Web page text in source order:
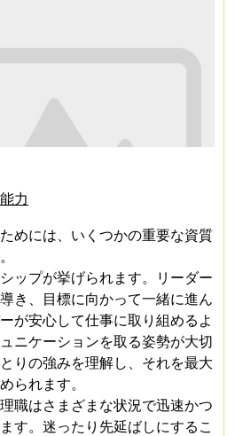
力
めには、いくつかの重要な資質
ップが挙げられます。リーダー
き、目標に向かって一緒に進ん
が安心して仕事に取り組めるよ
ニケーションを取る姿勢が大切
りの強みを理解し、それを最大
られます。
職はさまざまな状況で迅速かつ
す。迷ったり先延ばしにするこ